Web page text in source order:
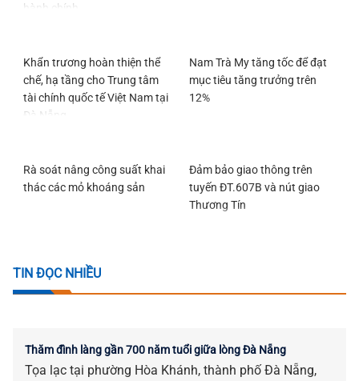
hành chính
Khẩn trương hoàn thiện thể
chế, hạ tầng cho Trung tâm
tài chính quốc tế Việt Nam tại
Đà Nẵng
Nam Trà My tăng tốc để đạt
mục tiêu tăng trưởng trên
12%
Rà soát nâng công suất khai
thác các mỏ khoáng sản
Đảm bảo giao thông trên
tuyến ĐT.607B và nút giao
Thương Tín
TIN ĐỌC NHIỀU
Thăm đình làng gần 700 năm tuổi giữa lòng Đà Nẵng
Tọa lạc tại phường Hòa Khánh, thành phố Đà Nẵng,